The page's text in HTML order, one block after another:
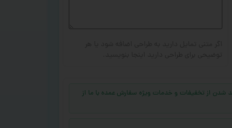
جهت بهره‌مند شدن از تخفیفات و خدمات ویژه سفارش عمده با ما از